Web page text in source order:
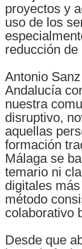
proyectos y
uso de los
reducción
Antonio
Andalucía
nuestra
disruptivo,
aquellas
formación
Málaga se
temario ni
digitales
método
colaborativo
Desde que